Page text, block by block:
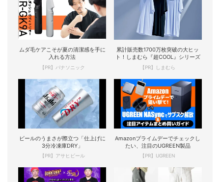
ムダ毛ケアこそが夏の清潔感を手に
入れる方法
【PR】パナソニック
累計販売数1700万枚突破の大ヒッ
ト！しまむら『超COOL』シリーズ
【PR】しまむら
ビールのうまさが際立つ「仕上げに
3分冷凍庫DRY」
【PR】アサヒビール
Amazonプライムデーでチェックし
たい、注目のUGREEN製品
【PR】UGREEN